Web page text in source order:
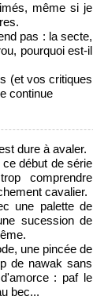
même si je
pas : la secte,
pourquoi est-il
(et vos critiques
continue
dure à avaler.
début de série
comprendre
cavalier.
une palette de
sucession de
une pincée de
de nawak sans
: paf le
bec...